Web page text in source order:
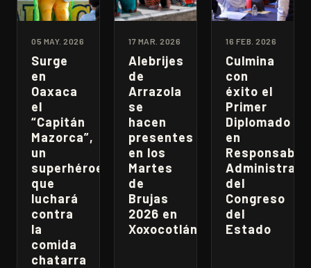
05 MAY. 2026
Surge
en
Oaxaca
el
“Capitán
Mazorca”,
un
superhéroe
que
luchará
contra
la
comida
chatarra
17 MAR. 2026
Alebrijes
de
Arrazola
se
hacen
presentes
en los
Martes
de
Brujas
2026 en
Xoxocotlán
16 FEB. 2026
Culmina
con
éxito el
Primer
Diplomado
en
del
Congreso
del
Estado